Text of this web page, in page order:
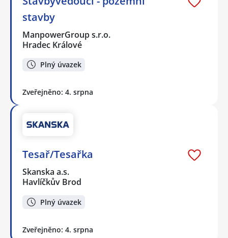
stavby
ManpowerGroup s.r.o.
Hradec Králové
Plný úvazek
Zveřejněno: 4. srpna
Tesař/Tesařka
Skanska a.s.
Havlíčkův Brod
Plný úvazek
Zveřejněno: 4. srpna